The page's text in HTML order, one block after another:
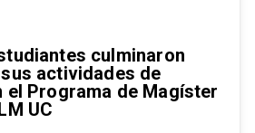
culminaron
actividades de
el Programa de Magíster
UC